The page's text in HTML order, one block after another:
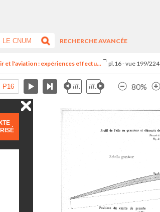
RECHERCHE AVANCÉE
et l'aviation : expériences effectu... pl.16 - vue 199/224
80%